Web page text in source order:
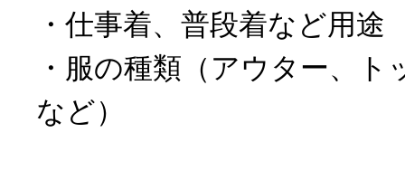
・仕事着、普段着など用途
・服の種類（アウター、
など）